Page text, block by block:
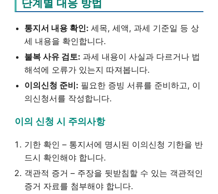
단계별 대응 방법
통지서 내용 확인: 세목, 세액, 과세 기준일 등 상
세 내용을 확인합니다.
불복 사유 검토: 과세 내용이 사실과 다르거나 법
해석에 오류가 있는지 따져봅니다.
이의신청 준비: 필요한 증빙 서류를 준비하고, 이
의신청서를 작성합니다.
이의 신청 시 주의사항
기한 확인 – 통지서에 명시된 이의신청 기한을 반
드시 확인해야 합니다.
객관적 증거 – 주장을 뒷받침할 수 있는 객관적인
증거 자료를 첨부해야 합니다.